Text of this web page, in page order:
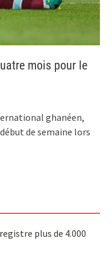
mois pour le
ghanéen,
de semaine lors
plus de 4.000